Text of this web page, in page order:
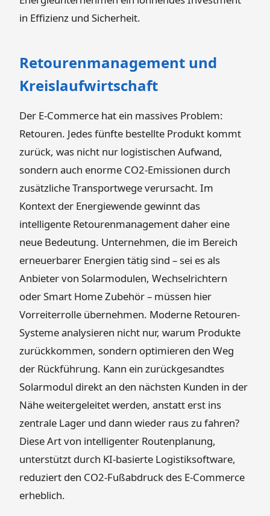
in Effizienz und Sicherheit.
Retourenmanagement und
Kreislaufwirtschaft
Der E-Commerce hat ein massives Problem:
Retouren. Jedes fünfte bestellte Produkt kommt
zurück, was nicht nur logistischen Aufwand,
sondern auch enorme CO2-Emissionen durch
zusätzliche Transportwege verursacht. Im
Kontext der Energiewende gewinnt das
intelligente Retourenmanagement daher eine
neue Bedeutung. Unternehmen, die im Bereich
erneuerbarer Energien tätig sind – sei es als
Anbieter von Solarmodulen, Wechselrichtern
oder Smart Home Zubehör – müssen hier
Vorreiterrolle übernehmen. Moderne Retouren-
Systeme analysieren nicht nur, warum Produkte
zurückkommen, sondern optimieren den Weg
der Rückführung. Kann ein zurückgesandtes
Solarmodul direkt an den nächsten Kunden in der
Nähe weitergeleitet werden, anstatt erst ins
zentrale Lager und dann wieder raus zu fahren?
Diese Art von intelligenter Routenplanung,
unterstützt durch KI-basierte Logistiksoftware,
reduziert den CO2-Fußabdruck des E-Commerce
erheblich.